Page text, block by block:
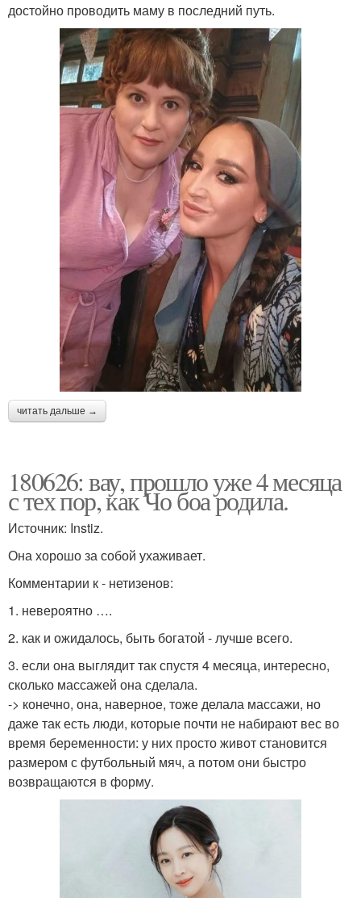
достойно проводить маму в последний путь.
читать дальше →
180626: вау, прошло уже 4 месяца
с тех пор, как Чо боа родила.
Источник: Instiz.
Она хорошо за собой ухаживает.
Комментарии к - нетизенов:
1. невероятно ….
2. как и ожидалось, быть богатой - лучше всего.
3. если она выглядит так спустя 4 месяца, интересно,
сколько массажей она сделала.
-> конечно, она, наверное, тоже делала массажи, но
даже так есть люди, которые почти не набирают вес во
время беременности: у них просто живот становится
размером с футбольный мяч, а потом они быстро
возвращаются в форму.